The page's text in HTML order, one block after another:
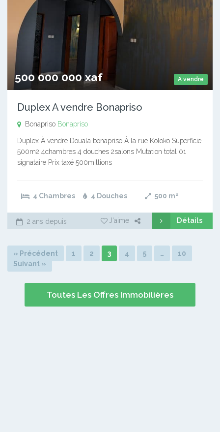
A vendre
500 000 000 xaf
Duplex A vendre Bonapriso
Bonapriso Bonapriso
Duplex À vendre Douala bonapriso À la rue Koloko Superficie
500m2 4chambres 4 douches 2salons Mutation total 01
signataire Prix taxé 500millions
4 Chambres 4 Douches 500 m²
2 ans depuis J'aime Détails
» Précédent 1 2 3 4 5 …
10
Suivant »
Toutes Les Offres Immobilières